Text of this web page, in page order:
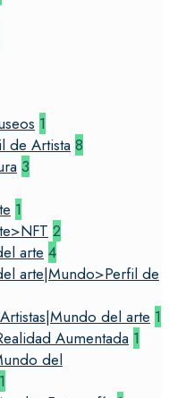
1
de Artista 8
3
1
2
arte 4
arte|Mundo>Perfil de
del arte 1
Aumentada 1
del
1